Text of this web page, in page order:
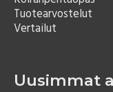
Tuotearvostelut
Vertailut
Uusimmat